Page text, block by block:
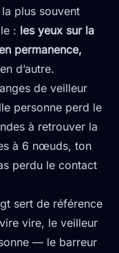
plus souvent
: les yeux sur la
permanence,
d’autre.
de veilleur
personne perd le
à retrouver la
à 6 nœuds, ton
perdu le contact
sert de référence
vire, le veilleur
— le barreur